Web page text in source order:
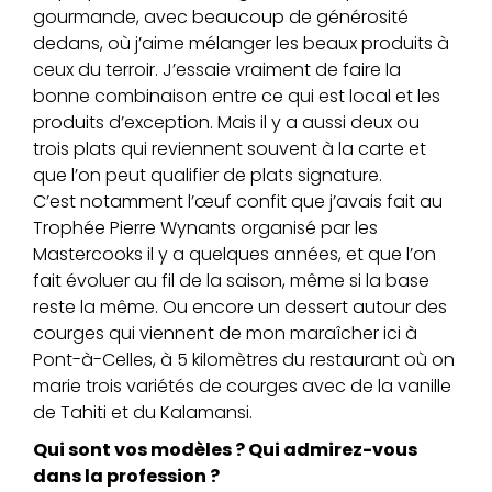
gourmande, avec beaucoup de générosité
dedans, où j’aime mélanger les beaux produits à
ceux du terroir. J’essaie vraiment de faire la
bonne combinaison entre ce qui est local et les
produits d’exception. Mais il y a aussi deux ou
trois plats qui reviennent souvent à la carte et
que l’on peut qualifier de plats signature.
C’est notamment l’œuf confit que j’avais fait au
Trophée Pierre Wynants organisé par les
Mastercooks il y a quelques années, et que l’on
fait évoluer au fil de la saison, même si la base
reste la même. Ou encore un dessert autour des
courges qui viennent de mon maraîcher ici à
Pont-à-Celles, à 5 kilomètres du restaurant où on
marie trois variétés de courges avec de la vanille
de Tahiti et du Kalamansi.
Qui sont vos modèles ? Qui admirez-vous
dans la profession ?